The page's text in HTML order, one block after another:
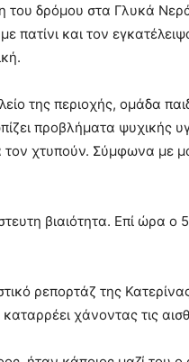
του δρόμου στα Γλυκά
πατίνι και τον
της περιοχής, ομάδα
προβλήματα ψυχικής
χτυπούν. Σύμφωνα με
βιαιότητα. Επί ώρα
ρεπορτάζ της
χάνοντας τις